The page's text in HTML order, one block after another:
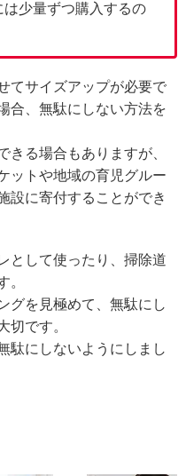
少量ずつ購入するの
てサイズアップが必要で
合、無駄にしない方法を
きる場合もありますが、
ットや地域の育児グルー
設に寄付することができ
として使ったり、掃除道
。
グを見極めて、無駄にし
切です。
駄にしないようにしまし